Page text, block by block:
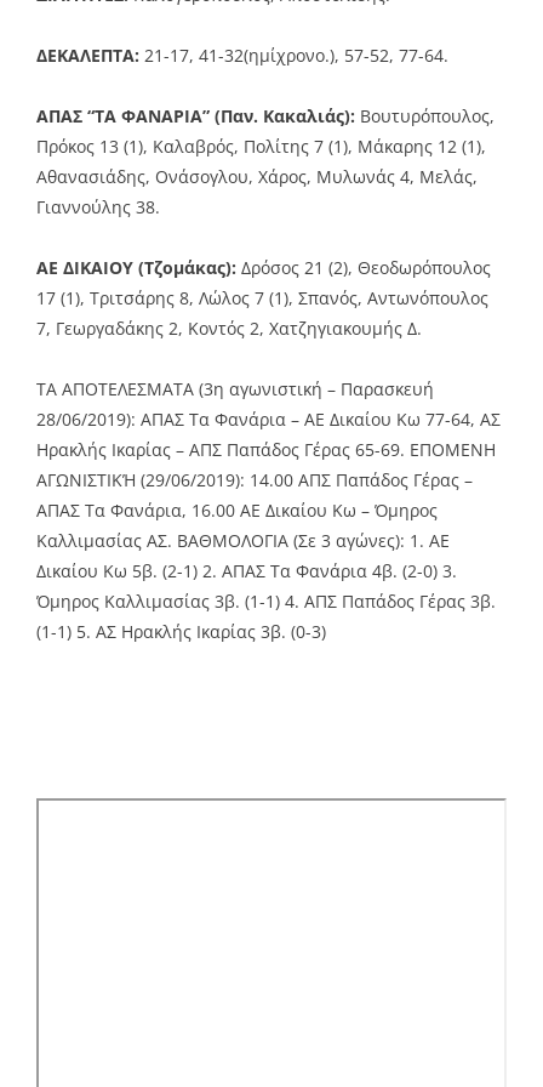
ΔΕΚΑΛΕΠΤΑ: 21-17, 41-32(ημίχρονο.), 57-52, 77-64.
ΑΠΑΣ “TA ΦΑΝΑΡΙΑ” (Παν. Κακαλιάς): Βουτυρόπουλος,
Πρόκος 13 (1), Καλαβρός, Πολίτης 7 (1), Μάκαρης 12 (1),
Αθανασιάδης, Ονάσογλου, Χάρος, Μυλωνάς 4, Μελάς,
Γιαννούλης 38.
ΑΕ ΔΙΚΑΙΟΥ (Τζομάκας): Δρόσος 21 (2), Θεοδωρόπουλος
17 (1), Τριτσάρης 8, Λώλος 7 (1), Σπανός, Αντωνόπουλος
7, Γεωργαδάκης 2, Κοντός 2, Χατζηγιακουμής Δ.
ΤΑ ΑΠΟΤΕΛΕΣΜΑΤΑ (3η αγωνιστική – Παρασκευή
28/06/2019): AΠΑΣ Τα Φανάρια – ΑΕ Δικαίου Κω 77-64, ΑΣ
Ηρακλής Ικαρίας – ΑΠΣ Παπάδος Γέρας 65-69. ΕΠΟΜΕΝΗ
ΑΓΩΝΙΣΤΙΚΉ (29/06/2019): 14.00 ΑΠΣ Παπάδος Γέρας –
ΑΠΑΣ Τα Φανάρια, 16.00 ΑΕ Δικαίου Κω – Όμηρος
Καλλιμασίας ΑΣ. ΒΑΘΜΟΛΟΓΙΑ (Σε 3 αγώνες): 1. ΑΕ
Δικαίου Κω 5β. (2-1) 2. ΑΠΑΣ Τα Φανάρια 4β. (2-0) 3.
Όμηρος Καλλιμασίας 3β. (1-1) 4. ΑΠΣ Παπάδος Γέρας 3β.
(1-1) 5. ΑΣ Ηρακλής Ικαρίας 3β. (0-3)